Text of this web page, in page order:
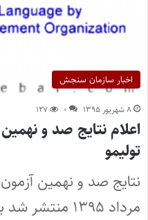
اخبار سازمان سنجش
۸ شهریور ۱۳۹۵ ۰ ۱۲۷
اعلام نتایج صد و
تولیمو
نتایج صد و نهمین
مرداد ۱۳۹۵